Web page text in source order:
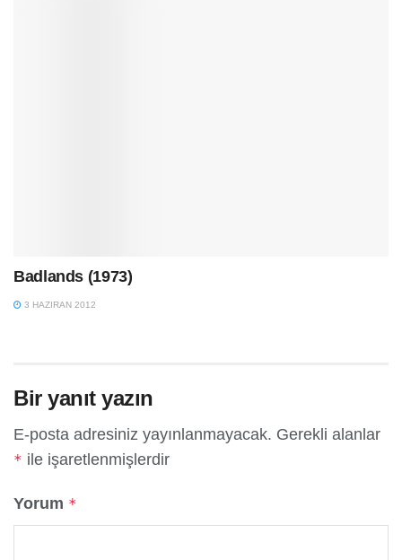
Badlands (1973)
3 HAZIRAN 2012
Bir yanıt yazın
E-posta adresiniz yayınlanmayacak. Gerekli alanlar
* ile işaretlenmişlerdir
Yorum *